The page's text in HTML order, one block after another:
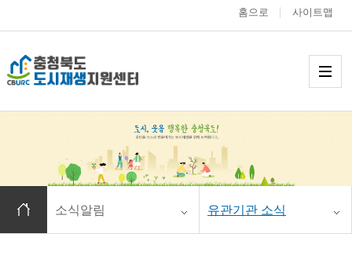
충청북도 도시재
홈으로 사이트맵
홈으로 이동
소식알림 유관기관 소식